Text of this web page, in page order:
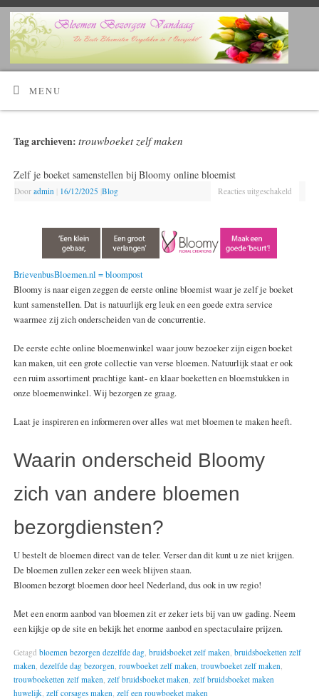
Voordelig bloemen bestellen en laten bezorgen? Kijk Hier!
MENU
Tag archieven: trouwboeket zelf maken
Zelf je boeket samenstellen bij Bloomy online bloemist
Door admin 16/12/2025 Blog Reacties uitgeschakeld
BrievenbusBloemen.nl = bloompost
Bloomy is naar eigen zeggen de eerste online bloemist waar je zelf je boeket
kunt samenstellen. Dat is natuurlijk erg leuk en een goede extra service
waarmee zij zich onderscheiden van de concurrentie.
De eerste echte online bloemenwinkel waar jouw bezoeker zijn eigen boeket
kan maken, uit een grote collectie van verse bloemen. Natuurlijk staat er ook
een ruim assortiment prachtige kant- en klaar boeketten en bloemstukken in
onze bloemenwinkel. Wij bezorgen ze graag.
Laat je inspireren en informeren over alles wat met bloemen te maken heeft.
Waarin onderscheid Bloomy
zich van andere bloemen
bezorgdiensten?
U bestelt de bloemen direct van de teler. Verser dan dit kunt u ze niet krijgen.
De bloemen zullen zeker een week blijven staan.
Bloomen bezorgt bloemen door heel Nederland, dus ook in uw regio!
Met een enorm aanbod van bloemen zit er zeker iets bij van uw gading. Neem
een kijkje op de site en bekijk het enorme aanbod en spectaculaire prijzen.
Getagd bloemen bezorgen dezelfde dag, bruidsboeket zelf maken bruidsboeketten zelf
maken dezelfde dag bezorgen rouwboeket zelf maken trouwboeket zelf maken
trouwboeketten zelf maken zelf bruidsboeket maken zelf bruidsboeket maken
huwelijk zelf corsages maken zelf een rouwboeket maken